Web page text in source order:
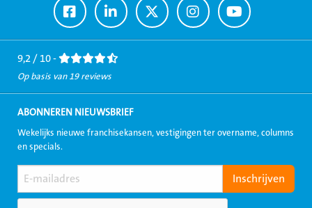
Ga
naar
Facebook
Ga
naar
LinkedIn
Ga
naar
Twitter
Ga
naar
Instagram
Ga
naar
Youtube
9,2 / 10 -
Op basis van 19 reviews
ABONNEREN NIEUWSBRIEF
Wekelijks nieuwe franchisekansen, vestigingen ter overname, columns
en specials.